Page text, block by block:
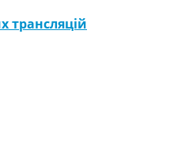
трансляцій